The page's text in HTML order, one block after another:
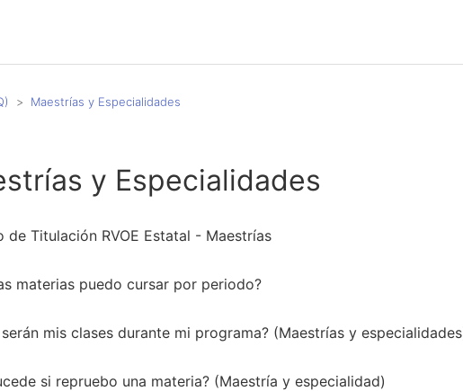
Maestrías y Especialidades
y Especialidades
de Titulación RVOE Estatal - Maestrías
materias puedo cursar por periodo?
mis clases durante mi programa? (Maestrías y
si repruebo una materia? (Maestría y especialidad)